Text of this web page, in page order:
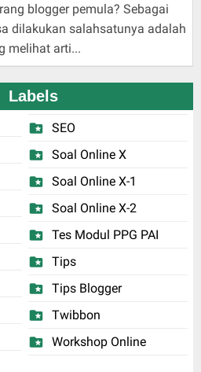
blogger pemula? Sebagai
dilakukan salahsatunya adalah
melihat arti...
Labels
SEO
Soal Online X
Soal Online X-1
Soal Online X-2
Tes Modul PPG PAI
Tips
Tips Blogger
Twibbon
Workshop Online